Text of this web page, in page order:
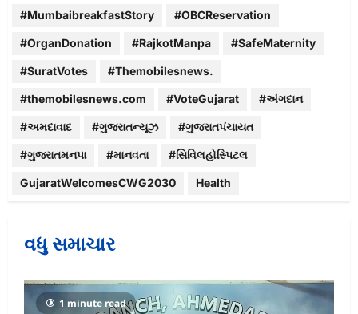
#MumbaibreakfastStory #OBCReservation
#OrganDonation #RajkotManpa #SafeMaternity
#SuratVotes #Themobilesnews.
#themobilesnews.com #VoteGujarat #અંગદાન
#અમદાવાદ #ગુજરાતન્યૂઝ #ગુજરાતપંચાયત
#ગુજરાતમનપા #માનવતા #સિવિલહોસ્પિટલ
GujaratWelcomesCWG2030 Health
વધુ સમાચાર
1 minute read